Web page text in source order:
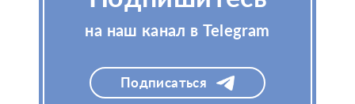
на наш канал в Telegram
Подписаться